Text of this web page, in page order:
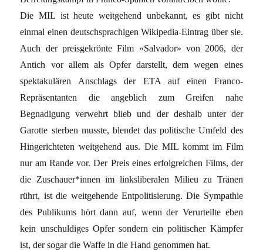
Die MIL ist heute weitgehend unbekannt, es gibt nicht
einmal einen deutschsprachigen Wikipedia-Eintrag über sie.
Auch der preisgekrönte Film «Salvador» von 2006, der
Antich vor allem als Opfer darstellt, dem wegen eines
spektakulären Anschlags der ETA auf einen Franco-
Repräsentanten die angeblich zum Greifen nahe
Begnadigung verwehrt blieb und der deshalb unter der
Garotte sterben musste, blendet das politische Umfeld des
Hingerichteten weitgehend aus. Die MIL kommt im Film
nur am Rande vor. Der Preis eines erfolgreichen Films, der
die Zuschauer*innen im linksliberalen Milieu zu Tränen
rührt, ist die weitgehende Entpolitisierung. Die Sympathie
des Publikums hört dann auf, wenn der Verurteilte eben
kein unschuldiges Opfer sondern ein politischer Kämpfer
ist, der sogar die Waffe in die Hand genommen hat.